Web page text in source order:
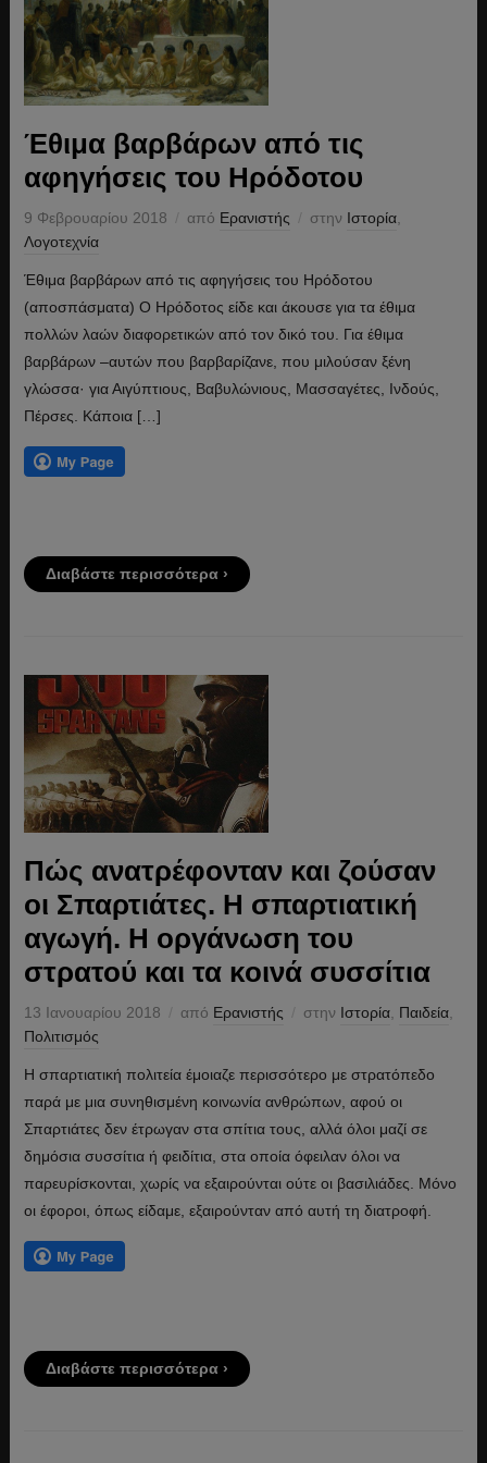
Έθιμα βαρβάρων από τις
αφηγήσεις του Ηρόδοτου
9 Φεβρουαρίου 2018 από Ερανιστής στην Ιστορία,
Λογοτεχνία
Έθιμα βαρβάρων από τις αφηγήσεις του Ηρόδοτου
(αποσπάσματα) Ο Ηρόδοτος είδε και άκουσε για τα έθιμα
πολλών λαών διαφορετικών από τον δικό του. Για έθιμα
βαρβάρων –αυτών που βαρβαρίζανε, που μιλούσαν ξένη
γλώσσα· για Αιγύπτιους, Βαβυλώνιους, Μασσαγέτες, Ινδούς,
Πέρσες. Κάποια […]
Διαβάστε περισσότερα ›
Πώς ανατρέφονταν και ζούσαν
οι Σπαρτιάτες. Η σπαρτιατική
αγωγή. Η οργάνωση του
στρατού και τα κοινά συσσίτια
13 Ιανουαρίου 2018 από Ερανιστής στην Ιστορία, Παιδεία,
Πολιτισμός
Η σπαρτιατική πολιτεία έμοιαζε περισσότερο με στρατόπεδο
παρά με μια συνηθισμένη κοινωνία ανθρώπων, αφού οι
Σπαρτιάτες δεν έτρωγαν στα σπίτια τους, αλλά όλοι μαζί σε
δημόσια συσσίτια ή φειδίτια, στα οποία όφειλαν όλοι να
παρευρίσκονται, χωρίς να εξαιρούνται ούτε οι βασιλιάδες. Μόνο
οι έφοροι, όπως είδαμε, εξαιρούνταν από αυτή τη διατροφή.
Διαβάστε περισσότερα ›